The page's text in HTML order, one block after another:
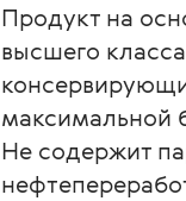
Продукт на
высшего
максимальной
Не содержит